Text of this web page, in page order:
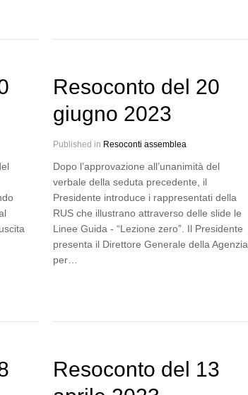
Resoconto del 20
giugno 2023
Published in Resoconti assemblea
Dopo l’approvazione all’unanimità del
verbale della seduta precedente, il
Presidente introduce i rappresentati della
RUS che illustrano attraverso delle slide le
Linee Guida - “Lezione zero”. Il Presidente
presenta il Direttore Generale della Agenzia
per…
Resoconto del 13